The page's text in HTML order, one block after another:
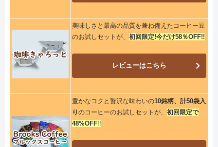
美味しさと最高の品質を兼ね備えたコーヒー豆
のお試しセットが、 初回限定!今だけ58％OFF!!
レビューはこちら
豊かなコクと贅沢な味わいの10銘柄、計50袋入
りのコーヒーのお試しセットが、 初回限定で
48%OFF!!